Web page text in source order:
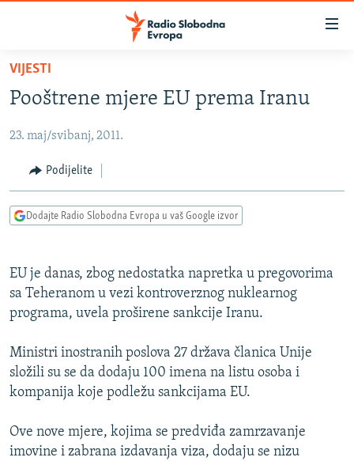
Pređite
glavni
Pređite
Pređite
BOSNA I HERCEGOVINA
SRBIJA
KOSOVO
VIZUELNO
FOTOGALERIJE
INFOGRAFIKE
RAT U UKRAJINI
KINA NA BALKANU
ISPRIČAJ MI
DNEVNO@RSE
SPECIJALI RSE
VIŠE OD NASLOVA
VIJESTI
Pooštrene mjere EU prema Iranu
23. maj/svibanj, 2011.
Podijelite
Dodajte Radio Slobodna Evropa u vaš Google izvor
EU je danas, zbog nedostatka napretka u pregovorima
sa Teheranom u vezi kontroverznog nuklearnog
programa, uvela proširene sankcije Iranu.
Ministri inostranih poslova 27 država članica Unije
složili su se da dodaju 100 imena na listu osoba i
kompanija koje podležu sankcijama EU.
Ove nove mjere, kojima se predviđa zamrzavanje
imovine i zabrana izdavanja viza, dodaju se nizu